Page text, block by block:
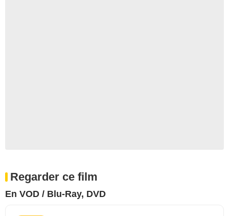
Regarder ce film
En VOD / Blu-Ray, DVD